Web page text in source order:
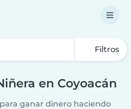
Filtros
en Coyoacán
ganar dinero haciendo